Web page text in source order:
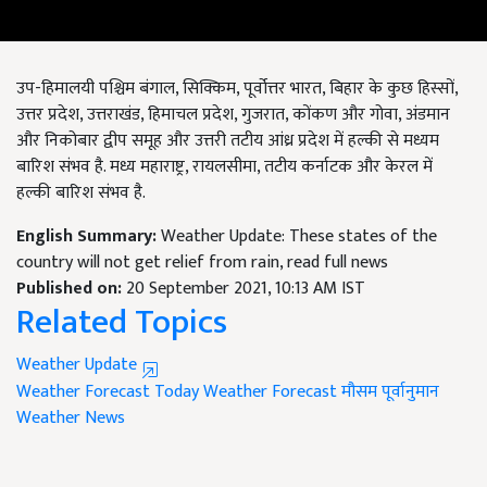
उप-हिमालयी पश्चिम बंगाल, सिक्किम, पूर्वोत्तर भारत, बिहार के कुछ हिस्सों,
उत्तर प्रदेश, उत्तराखंड, हिमाचल प्रदेश, गुजरात, कोंकण और गोवा, अंडमान
और निकोबार द्वीप समूह और उत्तरी तटीय आंध्र प्रदेश में हल्की से मध्यम
बारिश संभव है. मध्य महाराष्ट्र, रायलसीमा, तटीय कर्नाटक और केरल में
हल्की बारिश संभव है.
English Summary:Weather Update: These states of the
country will not get relief from rain, read full news
Published on:20 September 2021, 10:13 AM IST
Related Topics
Weather Update
Weather Forecast TodayWeather Forecastमौसम पूर्वानुमान
Weather News